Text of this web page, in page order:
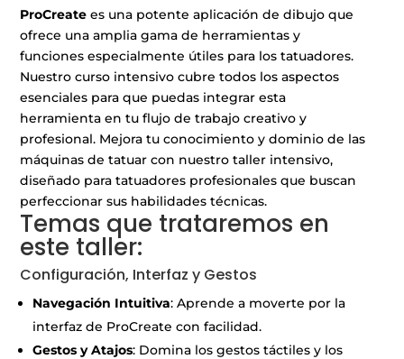
ProCreate es una potente aplicación de dibujo que
ofrece una amplia gama de herramientas y
funciones especialmente útiles para los tatuadores.
Nuestro curso intensivo cubre todos los aspectos
esenciales para que puedas integrar esta
herramienta en tu flujo de trabajo creativo y
profesional. Mejora tu conocimiento y dominio de las
máquinas de tatuar con nuestro taller intensivo,
diseñado para tatuadores profesionales que buscan
perfeccionar sus habilidades técnicas.
Temas que trataremos en
este taller:
Configuración, Interfaz y Gestos
Navegación Intuitiva: Aprende a moverte por la
interfaz de ProCreate con facilidad.
Gestos y Atajos: Domina los gestos táctiles y los